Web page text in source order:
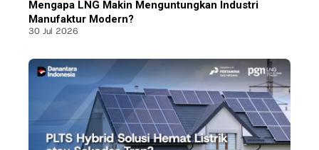
Mengapa LNG Makin Menguntungkan Industri
Manufaktur Modern?
30 Jul 2026